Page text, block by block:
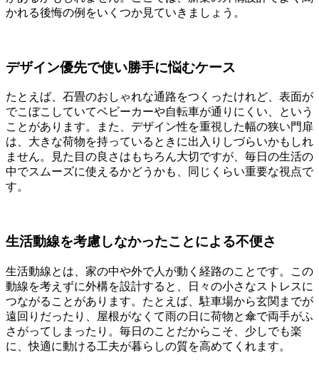
かれる後悔の例をいくつか見ていきましょう。
デザイン優先で使い勝手に悩むケース
たとえば、石畳のおしゃれな通路をつくったけれど、表面が
でこぼこしていてベビーカーや自転車が通りにくい、という
ことがあります。また、デザイン性を重視した幅の狭い門扉
は、大きな荷物を持っているときに出入りしづらいかもしれ
ません。見た目の良さはもちろん大切ですが、毎日の生活の
中でスムーズに使えるかどうかも、同じくらい重要な視点で
す。
生活動線を考慮しなかったことによる不便さ
生活動線とは、家の中や外で人が動く経路のことです。この
動線を考えずに外構を設計すると、日々の小さなストレスに
つながることがあります。たとえば、駐車場から玄関までが
遠回りだったり、屋根がなくて雨の日に荷物と傘で両手がふ
さがってしまったり。毎日のことだからこそ、少しでも楽
に、快適に動ける工夫が暮らしの質を高めてくれます。